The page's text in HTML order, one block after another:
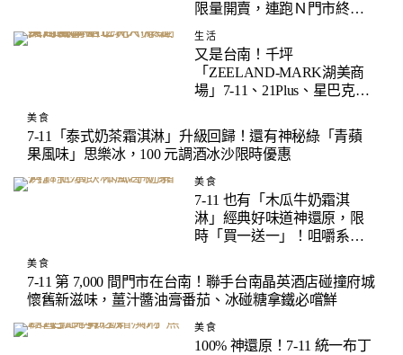
限量開賣，連跑Ｎ門市終於
生活
又是台南！千坪
「ZEELAND-MARK湖美商
場」7-11、21Plus、星巴克、
先直擊！
美食
7-11「泰式奶茶霜淇淋」升級回歸！還有神秘綠「青蘋
果風味」思樂冰，100 元調酒冰沙限時優惠
美食
7-11 也有「木瓜牛奶霜淇
淋」經典好味道神還原，限
時「買一送一」！咀嚼系
推！
美食
7-11 第 7,000 間門市在台南！聯手台南晶英酒店碰撞府城
懷舊新滋味，薑汁醬油膏番茄、冰碰糖拿鐵必嚐鮮
美食
100% 神還原！7-11 統一布丁